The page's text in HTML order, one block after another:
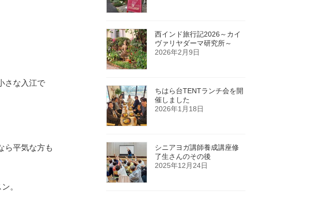
さな入江で
ら平気な方も
。
西インド旅行記2026～カイ
ヴァリヤダーマ研究所～
2026年2月9日
ちはら台TENTランチ会を開
催しました
2026年1月18日
シニアヨガ講師養成講座修
了生さんのその後
2025年12月24日